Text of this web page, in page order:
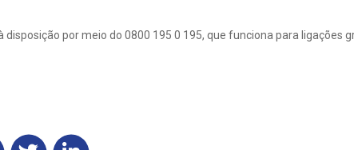
disposição por meio do 0800 195 0 195, que funciona para ligações